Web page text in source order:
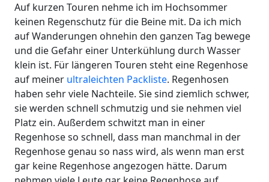
Auf kurzen Touren nehme ich im Hochsommer
keinen Regenschutz für die Beine mit. Da ich mich
auf Wanderungen ohnehin den ganzen Tag bewege
und die Gefahr einer Unterkühlung durch Wasser
klein ist. Für längeren Touren steht eine Regenhose
auf meiner ultraleichten Packliste. Regenhosen
haben sehr viele Nachteile. Sie sind ziemlich schwer,
sie werden schnell schmutzig und sie nehmen viel
Platz ein. Außerdem schwitzt man in einer
Regenhose so schnell, dass man manchmal in der
Regenhose genau so nass wird, als wenn man erst
gar keine Regenhose angezogen hätte. Darum